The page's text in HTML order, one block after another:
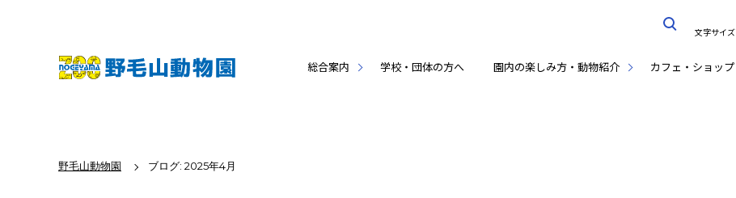
総合案内 学校・団体の方へ 園内の楽しみ方・動物紹介 カフェ・ショップ
文字サイズ
野毛山動物園 ブログ: 2025年4月